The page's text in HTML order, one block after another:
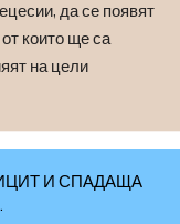
да се появят
които ще са
на цели
И СПАДАЩА